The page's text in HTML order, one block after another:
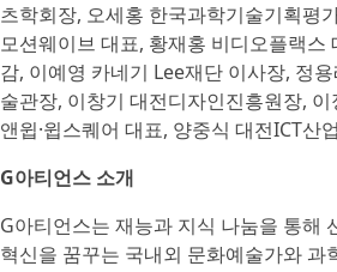
츠학회장, 오세홍 한국과학기술기획평
모션웨이브 대표, 황재홍 비디오플랙
감, 이예영 카네기 Lee재단 이사장, 정
술관장, 이창기 대전디자인진흥원장,
앤윕·윕스퀘어 대표, 양중식 대전ICT
G아티언스 소개
G아티언스는 재능과 지식 나눔을 통해
혁신을 꿈꾸는 국내외 문화예술가와 과